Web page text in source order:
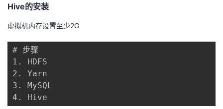
的
课
程
我
的
认
我
的
我
技
术
支
的
云
声
Hive的安装
虚拟机内存设置至少2G
# 步骤
1. HDFS
2. Yarn
3. MySQL
4. Hive